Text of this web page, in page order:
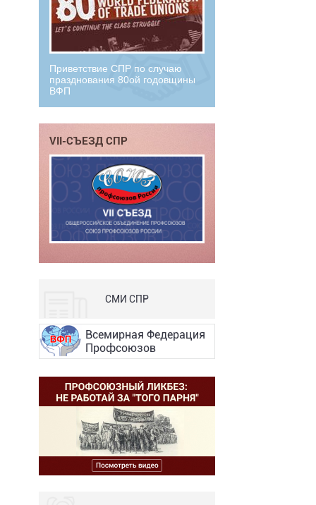
Приветствие СПР по случаю
празднования 80ой годовщины
ВФП
VII-СЪЕЗД СПР
СМИ СПР
Всемирная Федерация
Профсоюзов